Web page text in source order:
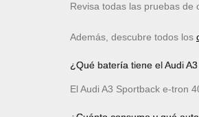
Revisa todas las pruebas de
Además, descubre todos los
¿Qué batería tiene el Audi
El Audi A3 Sportback e-tron